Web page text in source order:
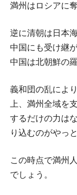
満州はロシアに
逆に清朝は日本
中国にも受け継
中国は北朝鮮の
義和団の乱によ
上、満州全域を
するだけの力は
り込むのがやっ
この時点で満州
でしょう。